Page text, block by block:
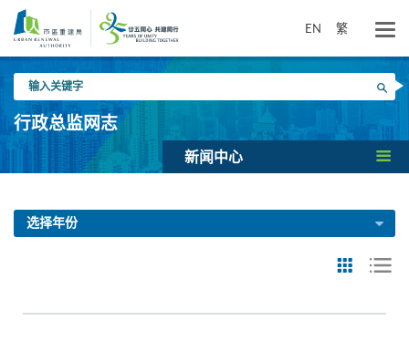
要
EN 繁
入
关
键
搜寻
行政总监网志
新闻中心
选择年份